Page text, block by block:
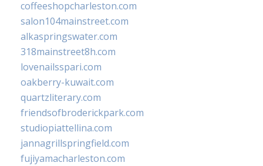
coffeeshopcharleston.com
salon104mainstreet.com
alkaspringswater.com
318mainstreet8h.com
lovenailsspari.com
oakberry-kuwait.com
quartzliterary.com
friendsofbroderickpark.com
studiopiattellina.com
jannagrillspringfield.com
fujiyamacharleston.com